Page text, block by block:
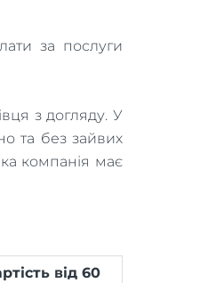
за послуги
з догляду. У
та без зайвих
компанія має
від 60